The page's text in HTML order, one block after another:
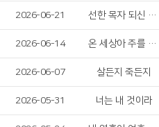
2026-06-21 선한 목자 되신 우리 주
2026-06-14 온 세상아 주를 찬양하라
2026-06-07 살든지 죽든지
2026-05-31 너는 내 것이라